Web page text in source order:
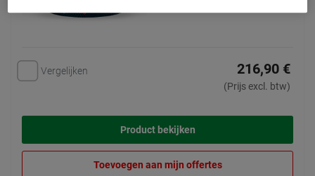
Vergelijken 216,90 €
(Prijs excl. btw)
Product bekijken
Toevoegen aan mijn offertes